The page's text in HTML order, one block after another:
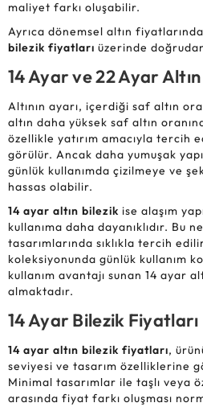
maliyet farkı oluşabilir.
Ayrıca dönemsel altın
bilezik fiyatları üzerinde
14 Ayar ve 22 Ayar
Altının ayarı, içerdiği saf altın
altın daha yüksek saf altın
özellikle yatırım amacıyla tercih
görülür. Ancak daha yumuşak
günlük kullanımda çizilmeye ve
hassas olabilir.
14 ayar altın bilezik ise alaşım
kullanıma daha dayanıklıdır. Bu
tasarımlarında sıklıkla tercih
koleksiyonunda günlük kullanım
kullanım avantajı sunan 14 ayar
almaktadır.
14 Ayar Bilezik Fiyatları
14 ayar altın bilezik fiyatları,
seviyesi ve tasarım özelliklerine
Minimal tasarımlar ile taşlı veya
arasında fiyat farkı oluşması